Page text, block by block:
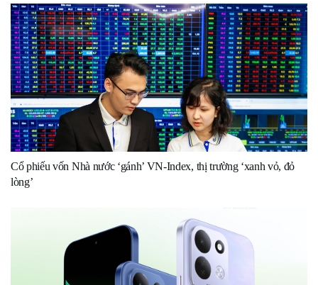
Cổ phiếu vốn Nhà nước ‘gánh’ VN-Index, thị trường ‘xanh vỏ, đỏ
lòng’